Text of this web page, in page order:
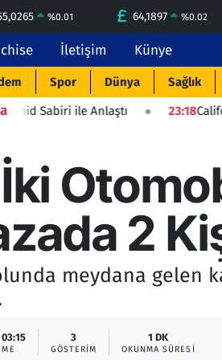
%0.01 64,1897 %0.02
İletişim Künye
Spor Dünya Sağlık
ile Anlaştı 23:18 California'da F-
2
meydana gelen
3
GÖSTERIM
1 DK
OKUNMA SÜRESI